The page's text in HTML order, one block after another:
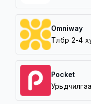
Omniway
Төлбөрөө 2-4
Pocket